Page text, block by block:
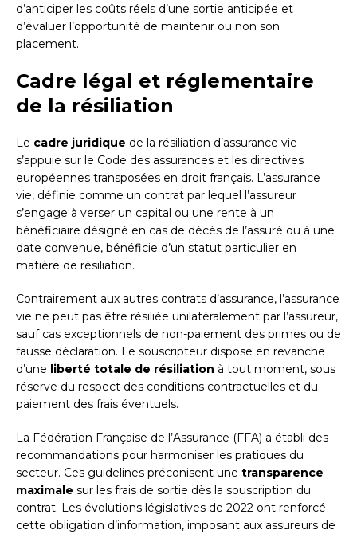
d’anticiper les coûts réels d’une sortie anticipée et
d’évaluer l’opportunité de maintenir ou non son
placement.
Cadre légal et réglementaire
de la résiliation
Le cadre juridique de la résiliation d’assurance vie
s’appuie sur le Code des assurances et les directives
européennes transposées en droit français. L’assurance
vie, définie comme un contrat par lequel l’assureur
s’engage à verser un capital ou une rente à un
bénéficiaire désigné en cas de décès de l’assuré ou à une
date convenue, bénéficie d’un statut particulier en
matière de résiliation.
Contrairement aux autres contrats d’assurance, l’assurance
vie ne peut pas être résiliée unilatéralement par l’assureur,
sauf cas exceptionnels de non-paiement des primes ou de
fausse déclaration. Le souscripteur dispose en revanche
d’une liberté totale de résiliation à tout moment, sous
réserve du respect des conditions contractuelles et du
paiement des frais éventuels.
La Fédération Française de l’Assurance (FFA) a établi des
recommandations pour harmoniser les pratiques du
secteur. Ces guidelines préconisent une transparence
maximale sur les frais de sortie dès la souscription du
contrat. Les évolutions législatives de 2022 ont renforcé
cette obligation d’information, imposant aux assureurs de